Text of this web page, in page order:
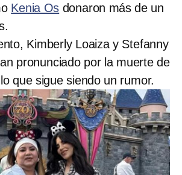
Kenia Os donaron más de un
Kimberly Loaiza y Stefanny
pronunciado por la muerte de
que sigue siendo un rumor.